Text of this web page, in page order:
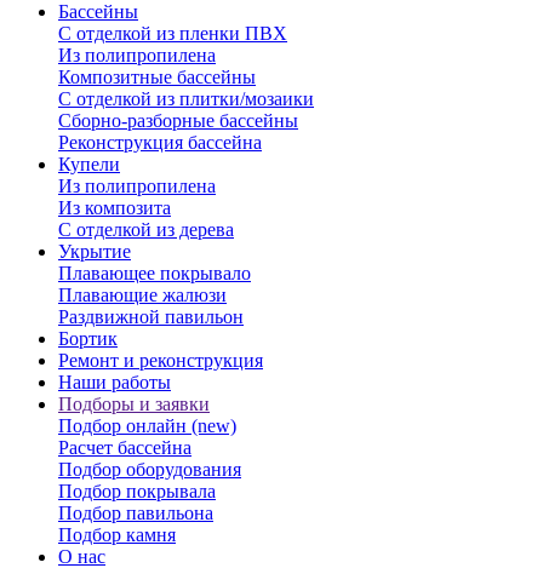
Бассейны
С отделкой из пленки ПВХ
Из полипропилена
Композитные бассейны
С отделкой из плитки/мозаики
Сборно-разборные бассейны
Реконструкция бассейна
Купели
Из полипропилена
Из композита
С отделкой из дерева
Укрытие
Плавающее покрывало
Плавающие жалюзи
Раздвижной павильон
Бортик
Ремонт и реконструкция
Наши работы
Подборы и заявки
Подбор онлайн (new)
Расчет бассейна
Подбор оборудования
Подбор покрывала
Подбор павильона
Подбор камня
О нас